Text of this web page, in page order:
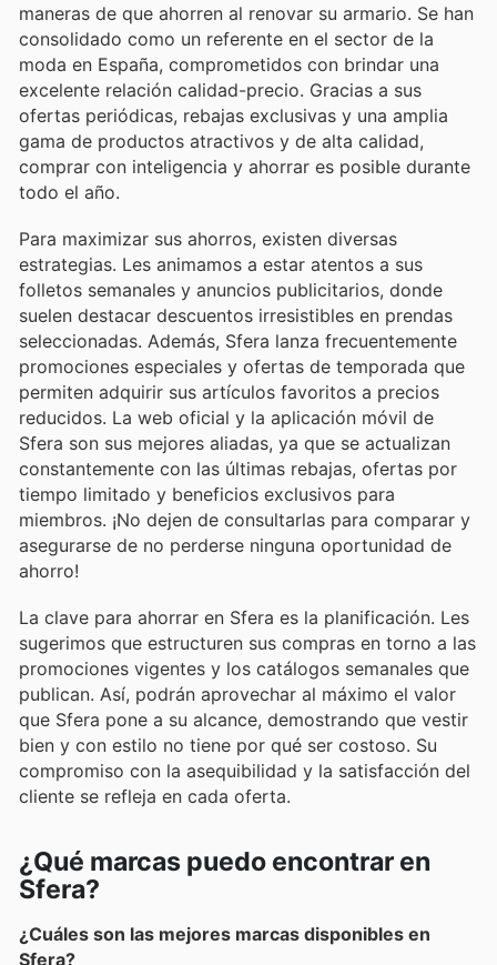
maneras de que ahorren al renovar su armario. Se han
consolidado como un referente en el sector de la
moda en España, comprometidos con brindar una
excelente relación calidad-precio. Gracias a sus
ofertas periódicas, rebajas exclusivas y una amplia
gama de productos atractivos y de alta calidad,
comprar con inteligencia y ahorrar es posible durante
todo el año.
Para maximizar sus ahorros, existen diversas
estrategias. Les animamos a estar atentos a sus
folletos semanales y anuncios publicitarios, donde
suelen destacar descuentos irresistibles en prendas
seleccionadas. Además, Sfera lanza frecuentemente
promociones especiales y ofertas de temporada que
permiten adquirir sus artículos favoritos a precios
reducidos. La web oficial y la aplicación móvil de
Sfera son sus mejores aliadas, ya que se actualizan
constantemente con las últimas rebajas, ofertas por
tiempo limitado y beneficios exclusivos para
miembros. ¡No dejen de consultarlas para comparar y
asegurarse de no perderse ninguna oportunidad de
ahorro!
La clave para ahorrar en Sfera es la planificación. Les
sugerimos que estructuren sus compras en torno a las
promociones vigentes y los catálogos semanales que
publican. Así, podrán aprovechar al máximo el valor
que Sfera pone a su alcance, demostrando que vestir
bien y con estilo no tiene por qué ser costoso. Su
compromiso con la asequibilidad y la satisfacción del
cliente se refleja en cada oferta.
¿Qué marcas puedo encontrar en
Sfera?
¿Cuáles son las mejores marcas disponibles en
Sfera?